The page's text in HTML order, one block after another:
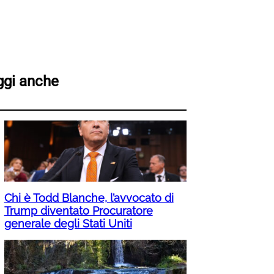
anche
Chi è Todd Blanche, l’avvocato di
Trump diventato Procuratore
generale degli Stati Uniti